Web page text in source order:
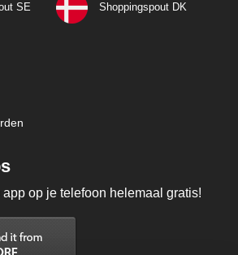
SE Shoppingspout DK
op je telefoon helemaal gratis!